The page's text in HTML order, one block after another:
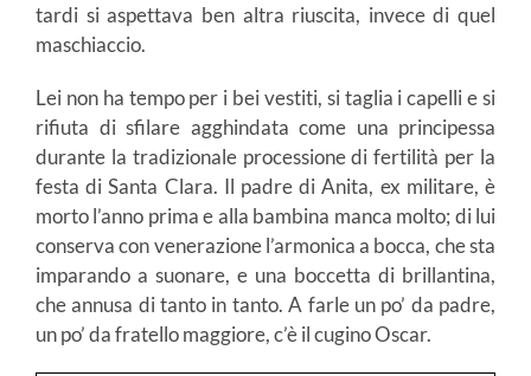
tardi si aspettava ben altra riuscita, invece di quel
maschiaccio.
Lei non ha tempo per i bei vestiti, si taglia i capelli e si
rifiuta di sfilare agghindata come una principessa
durante la tradizionale processione di fertilità per la
festa di Santa Clara. Il padre di Anita, ex militare, è
morto l’anno prima e alla bambina manca molto; di lui
conserva con venerazione l’armonica a bocca, che sta
imparando a suonare, e una boccetta di brillantina,
che annusa di tanto in tanto. A farle un po’ da padre,
un po’ da fratello maggiore, c’è il cugino Oscar.